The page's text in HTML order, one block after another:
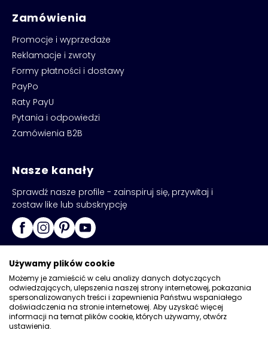
Zamówienia
Promocje i wyprzedaże
Reklamacje i zwroty
Formy płatności i dostawy
PayPo
Raty PayU
Pytania i odpowiedzi
Zamówienia B2B
Nasze kanały
Sprawdź nasze profile - zainspiruj się, przywitaj i
zostaw like lub subskrypcję
Copyright © 2026Kadax
Używamy plików cookie
Możemy je zamieścić w celu analizy danych dotyczących
odwiedzających, ulepszenia naszej strony internetowej, pokazania
spersonalizowanych treści i zapewnienia Państwu wspaniałego
doświadczenia na stronie internetowej. Aby uzyskać więcej
informacji na temat plików cookie, których używamy, otwórz
ustawienia.